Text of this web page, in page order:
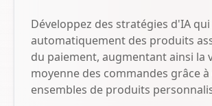
Développez des stratégies d'IA
automatiquement des produits
du paiement, augmentant ainsi la
moyenne des commandes grâce à
ensembles de produits